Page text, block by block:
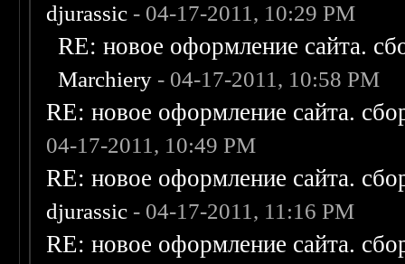
djurassic - 04-17-2011, 10:29 PM
RE: новое оформление сайта.
Marchiery - 04-17-2011, 10:58 PM
RE: новое оформление сайта.
04-17-2011, 10:49 PM
RE: новое оформление сайта.
djurassic - 04-17-2011, 11:16 PM
RE: новое оформление сайта.